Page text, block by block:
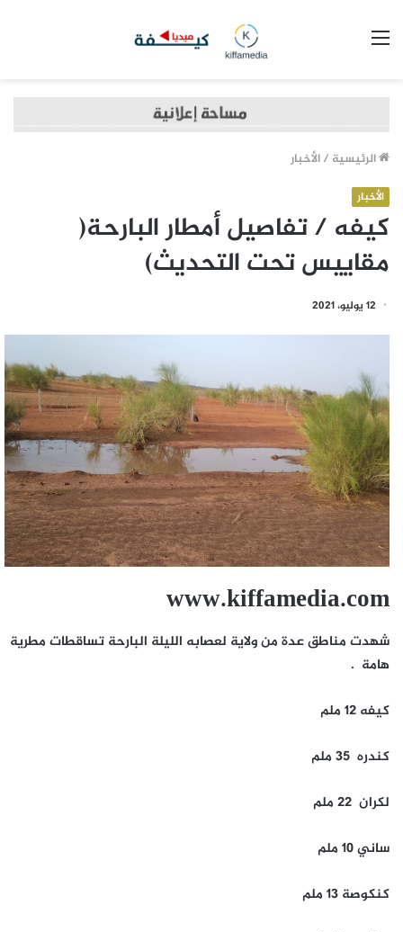
الرئيسية /الأخبار
الأخبار
كيفه / تفاصيل أمطار البارحة(
مقاييس تحت التحديث)
12 يوليو، 2021
www.kiffamedia.com
شهدت مناطق عدة من ولاية لعصابه الليلة البارحة تساقطات مطرية
هامة .
كيفه 12 ملم
كندره 35 ملم
لكران 22 ملم
ساني 10 ملم
كنكوصة 13 ملم